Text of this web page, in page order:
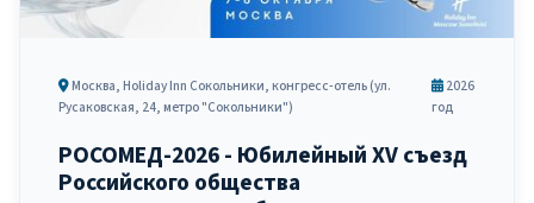
Москва, Holiday Inn Сокольники, конгресс-отель (ул.
Русаковская, 24, метро "Сокольники")
2026
год
РОСОМЕД-2026 - Юбилейный XV съезд
Российского общества